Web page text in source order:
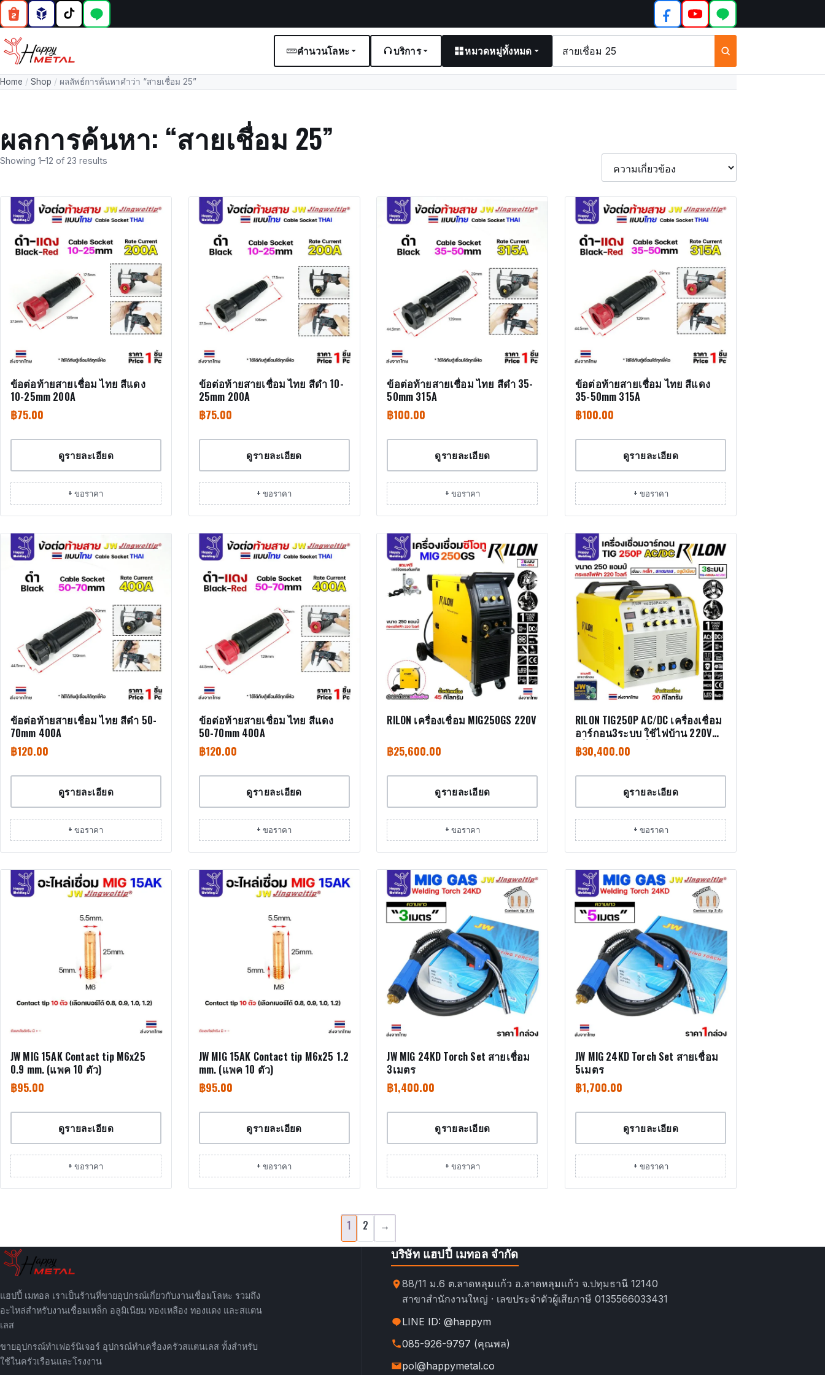
คำนวนโลหะ บริการ หมวดหมู่ทั้งหมด
และ
บทความ
Home / Shop / ผลลัพธ์การค้นหาคำว่า “สายเชื่อม 25”
ผลการค้นหา: “สายเชื่อม 25”
Showing 1–12 of 23 results
ข้อต่อท้ายสายเชื่อม ไทย สีแดง
10-25mm 200A
฿75.00
ดูรายละเอียด
+ ขอราคา
ข้อต่อท้ายสายเชื่อม ไทย สีดำ 10-
25mm 200A
฿75.00
ดูรายละเอียด
+ ขอราคา
ข้อต่อท้ายสายเชื่อม ไทย สีดำ 35-
50mm 315A
฿100.00
ดูรายละเอียด
+ ขอราคา
ข้อต่อท้ายสายเชื่อม ไทย สีแดง
35-50mm 315A
฿100.00
ดูรายละเอียด
+ ขอราคา
ข้อต่อท้ายสายเชื่อม ไทย สีดำ 50-
70mm 400A
฿120.00
ดูรายละเอียด
+ ขอราคา
ข้อต่อท้ายสายเชื่อม ไทย สีแดง
50-70mm 400A
฿120.00
ดูรายละเอียด
+ ขอราคา
RILON เครื่องเชื่อม MIG250GS 220V
฿25,600.00
ดูรายละเอียด
+ ขอราคา
RILON TIG250P AC/DC เครื่องเชื่อม
อาร์กอน3ระบบ ใช้ไฟบ้าน 220V
เชื่อมอาร์กอน เชื่อมอาร์กอนอลูมิ
เนียม เชื่อมธูปไฟฟ้า
฿30,400.00
ดูรายละเอียด
+ ขอราคา
JW MIG 15AK Contact tip M6x25
0.9 mm. (แพค 10 ตัว)
฿95.00
ดูรายละเอียด
+ ขอราคา
JW MIG 15AK Contact tip M6x25 1.2
mm. (แพค 10 ตัว)
฿95.00
ดูรายละเอียด
+ ขอราคา
JW MIG 24KD Torch Set สายเชื่อม
3เมตร
฿1,400.00
ดูรายละเอียด
+ ขอราคา
JW MIG 24KD Torch Set สายเชื่อม
5เมตร
฿1,700.00
ดูรายละเอียด
+ ขอราคา
1 2 →
แฮปปี้ เมทอล เราเป็นร้านที่ขายอุปกรณ์เกี่ยวกับงานเชื่อมโลหะ รวมถึง
อะไหล่สำหรับงานเชื่อมเหล็ก อลูมิเนียม ทองเหลือง ทองแดง และสแตน
เลส
ขายอุปกรณ์ทำเฟอร์นิเจอร์ อุปกรณ์ทำเครื่องครัวสแตนเลส ทั้งสำหรับ
ใช้ในครัวเรือนและโรงงาน
บริษัท แฮปปี้ เมทอล จำกัด
88/11 ม.6 ต.ลาดหลุมแก้ว อ.ลาดหลุมแก้ว จ.ปทุมธานี 12140
สาขาสำนักงานใหญ่ · เลขประจำตัวผู้เสียภาษี 0135566033431
LINE ID: @happym
085-926-9797 (คุณพล)
pol@happymetal.co